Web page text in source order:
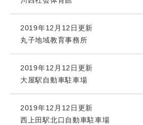
2019年12月12日更新
丸子地域教育事務所
2019年12月12日更新
大屋駅自動車駐車場
2019年12月12日更新
西上田駅北口自動車駐車場